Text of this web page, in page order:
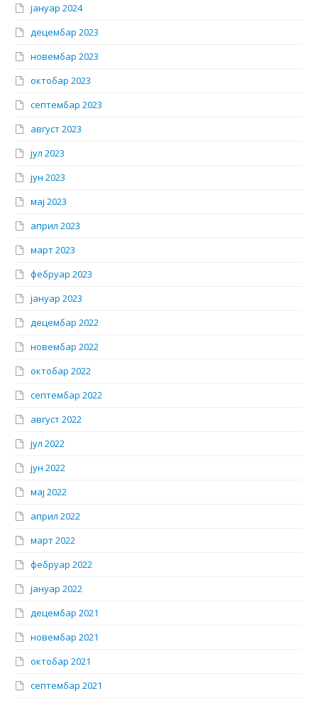
јануар 2024
децембар 2023
новембар 2023
октобар 2023
септембар 2023
август 2023
јул 2023
јун 2023
мај 2023
април 2023
март 2023
фебруар 2023
јануар 2023
децембар 2022
новембар 2022
октобар 2022
септембар 2022
август 2022
јул 2022
јун 2022
мај 2022
април 2022
март 2022
фебруар 2022
јануар 2022
децембар 2021
новембар 2021
октобар 2021
септембар 2021